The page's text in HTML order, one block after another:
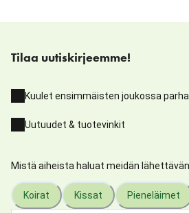
Tilaa uutiskirjeemme!
Kuulet ensimmäisten joukossa
Uutuudet & tuotevinkit
Mistä aiheista haluat meidän
Koirat Kissat Pieneläimet